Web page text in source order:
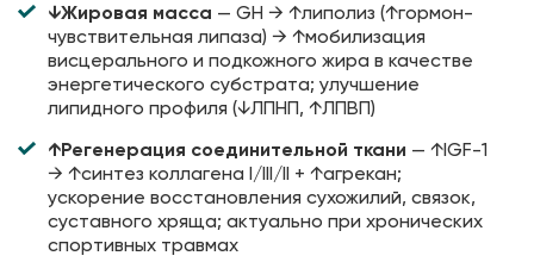
↓Жировая масса — GH → ↑липолиз (↑гормон-
чувствительная липаза) → ↑мобилизация
висцерального и подкожного жира в качестве
энергетического субстрата; улучшение
липидного профиля (↓ЛПНП, ↑ЛПВП)
↑Регенерация соединительной ткани — ↑IGF-1
→ ↑синтез коллагена I/III/II + ↑агрекан;
ускорение восстановления сухожилий, связок,
суставного хряща; актуально при хронических
спортивных травмах